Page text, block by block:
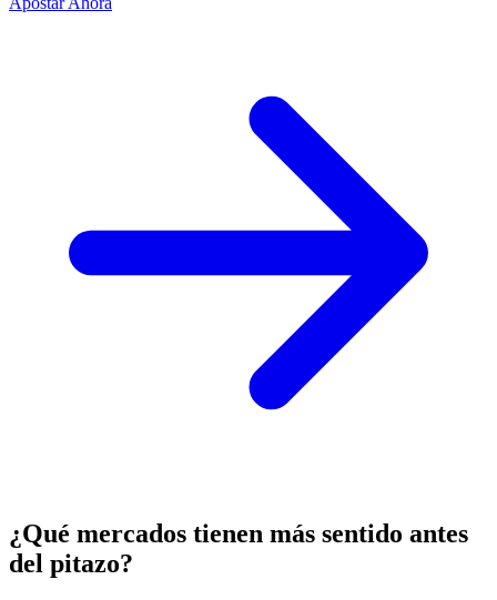
¿Qué mercados tienen más sentido antes
del pitazo?